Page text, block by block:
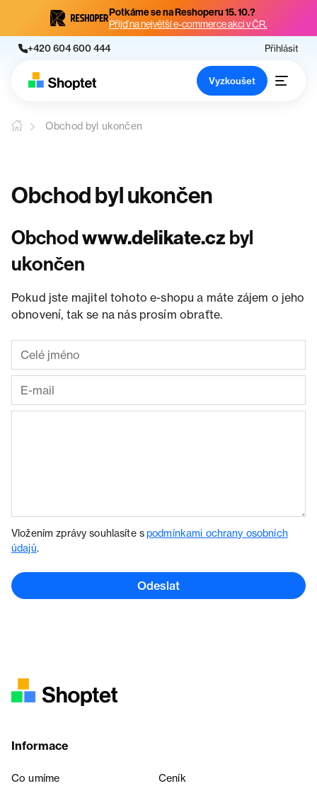
Potkáme se na Reshoperu 15. 10.?
Přijď na největší e-commerce akci v ČR.
+420 604 600 444 Přihlásit
Vyzkoušet
Obchod byl ukončen
Obchod byl ukončen
Obchodwww.delikate.cz byl
ukončen
Pokud jste majitel tohoto e-shopu a máte zájem o jeho
obnovení, tak se na nás prosím obraťte.
Vložením zprávy souhlasíte spodmínkami ochrany osobních
údajů.
Odeslat
Informace
Co umíme
Ceník